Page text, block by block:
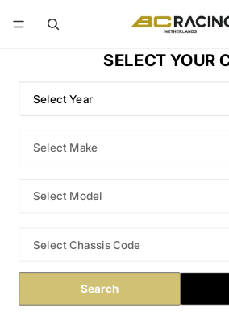
SELECT YOUR
Search